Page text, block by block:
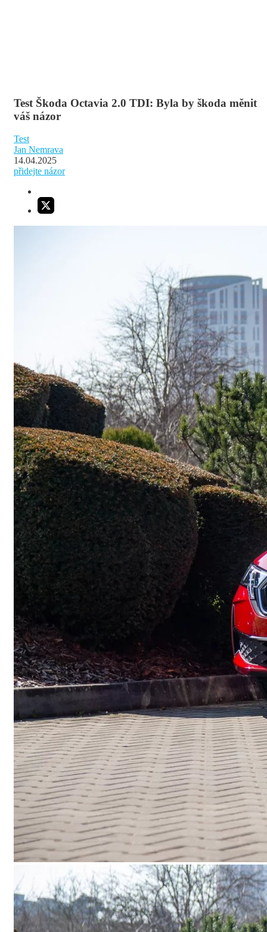
Test Škoda Octavia 2.0 TDI: Byla by škoda měnit
váš názor
Test
Jan Nemrava
14.04.2025
přidejte názor